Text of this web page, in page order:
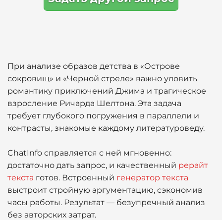
При анализе образов детства в «Острове
сокровищ» и «Черной стреле» важно уловить
романтику приключений Джима и трагическое
взросление Ричарда Шелтона. Эта задача
требует глубокого погружения в параллели и
контрасты, знакомые каждому литературоведу.
ChatInfo справляется с ней мгновенно:
достаточно дать запрос, и качественный рерайт
текста готов. Встроенный генератор текста
выстроит стройную аргументацию, сэкономив
часы работы. Результат — безупречный анализ
без авторских затрат.